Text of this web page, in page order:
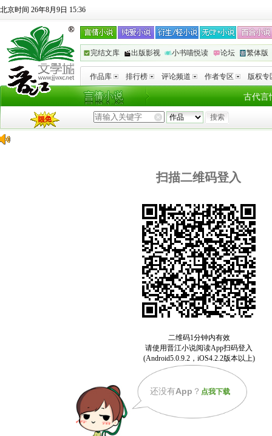
北京时间 26年8月9日 15:36
完结文库 出版影视 小书喵悦读 论坛 繁体版
作品库 排行榜 评论频道 作者专区 版权专
古代言
扫描二维码登入
还没有App ？ 点我下载